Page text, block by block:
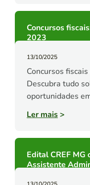
Concursos
2023
13/10/2025
Concursos
Descubra tudo
oportunidades
Ler mais>
Edital CREF MG
Assistente